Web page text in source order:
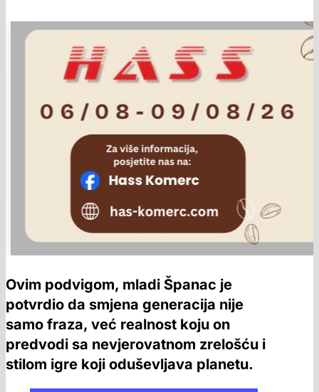
Ovim podvigom, mladi Španac je
potvrdio da smjena generacija nije
samo fraza, već realnost koju on
predvodi sa nevjerovatnom zrelošću i
stilom igre koji oduševljava planetu.